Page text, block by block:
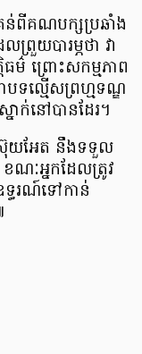
គន់ពីគណបក្សប្រឆាំង
ព្រួយបារម្ភថា វា
ធម៌ ព្រោះសកម្មភាព
ទល្មើសព្រហ្មទណ្ឌ
ាក់នៅបានដែរ។
ន៍ស៊ុយអែត នឹងទទួល
ៈអ្នកដែលត្រូវ
ធរណ៍ទៅកាន់